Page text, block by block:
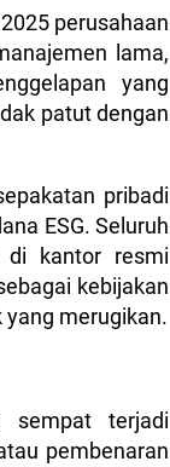
perusahaan
lama,
yang
patut dengan
pribadi
ESG. Seluruh
di kantor resmi
kebijakan
merugikan.
sempat terjadi
pembenaran